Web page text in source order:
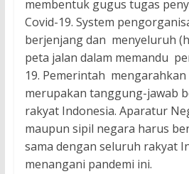
membentuk gugus tugas
Covid-19. System
berjenjang dan menyeluruh
peta jalan dalam memandu
19. Pemerintah
merupakan tanggung-jawab
rakyat Indonesia. Aparatur
maupun sipil negara harus
sama dengan seluruh rakyat
menangani pandemi ini.